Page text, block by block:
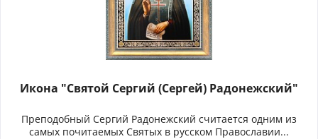
Икона "Святой Сергий (Сергей) Радонежский"
Преподобный Сергий Радонежский считается одним из
самых почитаемых Святых в русском Православии...